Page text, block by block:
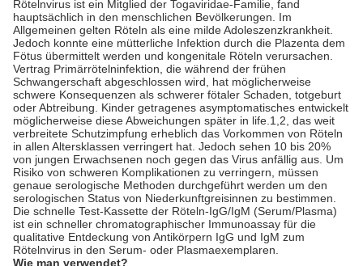
Rötelnvirus ist ein Mitglied der Togaviridae-Familie, fand
hauptsächlich in den menschlichen Bevölkerungen. Im
Allgemeinen gelten Röteln als eine milde Adoleszenzkrankheit.
Jedoch konnte eine mütterliche Infektion durch die Plazenta dem
Fötus übermittelt werden und kongenitale Röteln verursachen.
Vertrag Primärrötelninfektion, die während der frühen
Schwangerschaft abgeschlossen wird, hat möglicherweise
schwere Konsequenzen als schwerer fötaler Schaden, totgeburt
oder Abtreibung. Kinder getragenes asymptomatisches entwickelt
möglicherweise diese Abweichungen später in life.1,2, das weit
verbreitete Schutzimpfung erheblich das Vorkommen von Röteln
in allen Altersklassen verringert hat. Jedoch sehen 10 bis 20%
von jungen Erwachsenen noch gegen das Virus anfällig aus. Um
Risiko von schweren Komplikationen zu verringern, müssen
genaue serologische Methoden durchgeführt werden um den
serologischen Status von Niederkunftgreisinnen zu bestimmen.
Die schnelle Test-Kassette der Röteln-IgG/IgM (Serum/Plasma)
ist ein schneller chromatographischer Immunoassay für die
qualitative Entdeckung von Antikörpern IgG und IgM zum
Rötelnvirus in den Serum- oder Plasmaexemplaren.
Wie man verwendet?